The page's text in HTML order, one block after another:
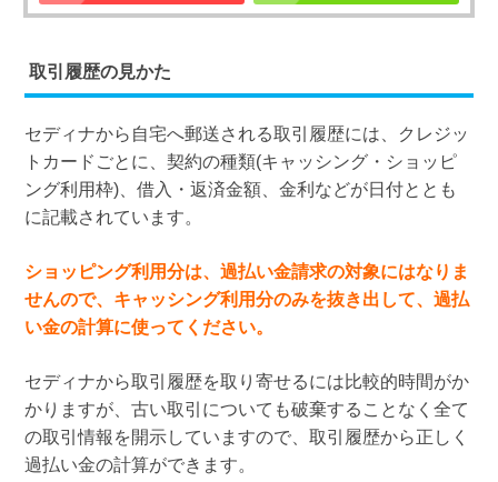
取引履歴の見かた
セディナから自宅へ郵送される取引履歴には、クレジッ
トカードごとに、契約の種類(キャッシング・ショッピ
ング利用枠)、借入・返済金額、金利などが日付ととも
に記載されています。
ショッピング利用分は、過払い金請求の対象にはなりま
せんので、キャッシング利用分のみを抜き出して、過払
い金の計算に使ってください。
セディナから取引履歴を取り寄せるには比較的時間がか
かりますが、古い取引についても破棄することなく全て
の取引情報を開示していますので、取引履歴から正しく
過払い金の計算ができます。